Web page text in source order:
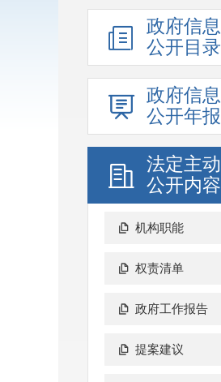
政府信息
公开目录
政府信息
公开年报
法定主动
公开内容
机构职能
权责清单
政府工作报告
提案建议